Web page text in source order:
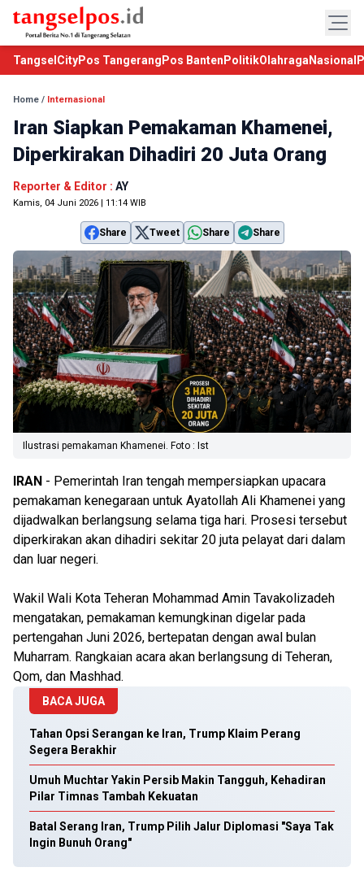
TangselCityPos Tangerang Pos Banten PolitikOlahraga Nasional
Home / Internasional
Iran Siapkan Pemakaman Khamenei,
Diperkirakan Dihadiri 20 Juta Orang
Reporter & Editor : AY
Kamis, 04 Juni 2026 | 11:14 WIB
Share Tweet Share Share
Ilustrasi pemakaman Khamenei. Foto : Ist
IRAN - Pemerintah Iran tengah mempersiapkan upacara
pemakaman kenegaraan untuk Ayatollah Ali Khamenei yang
dijadwalkan berlangsung selama tiga hari. Prosesi tersebut
diperkirakan akan dihadiri sekitar 20 juta pelayat dari dalam
dan luar negeri.
Wakil Wali Kota Teheran Mohammad Amin Tavakolizadeh
mengatakan, pemakaman kemungkinan digelar pada
pertengahan Juni 2026, bertepatan dengan awal bulan
Muharram. Rangkaian acara akan berlangsung di Teheran,
Qom, dan Mashhad.
BACA JUGA
Tahan Opsi Serangan ke Iran, Trump Klaim Perang
Segera Berakhir
Umuh Muchtar Yakin Persib Makin Tangguh, Kehadiran
Pilar Timnas Tambah Kekuatan
Batal Serang Iran, Trump Pilih Jalur Diplomasi "Saya Tak
Ingin Bunuh Orang"